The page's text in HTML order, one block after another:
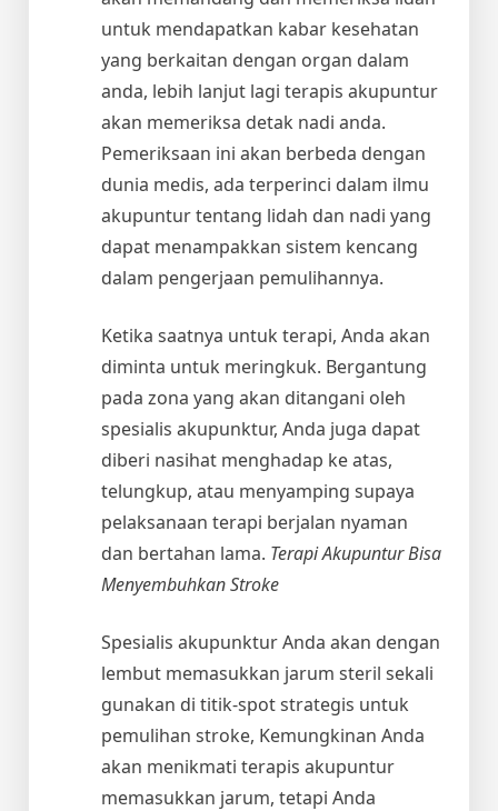
untuk mendapatkan kabar kesehatan
yang berkaitan dengan organ dalam
anda, lebih lanjut lagi terapis akupuntur
akan memeriksa detak nadi anda.
Pemeriksaan ini akan berbeda dengan
dunia medis, ada terperinci dalam ilmu
akupuntur tentang lidah dan nadi yang
dapat menampakkan sistem kencang
dalam pengerjaan pemulihannya.
Ketika saatnya untuk terapi, Anda akan
diminta untuk meringkuk. Bergantung
pada zona yang akan ditangani oleh
spesialis akupunktur, Anda juga dapat
diberi nasihat menghadap ke atas,
telungkup, atau menyamping supaya
pelaksanaan terapi berjalan nyaman
dan bertahan lama. Terapi Akupuntur Bisa
Menyembuhkan Stroke
Spesialis akupunktur Anda akan dengan
lembut memasukkan jarum steril sekali
gunakan di titik-spot strategis untuk
pemulihan stroke, Kemungkinan Anda
akan menikmati terapis akupuntur
memasukkan jarum, tetapi Anda